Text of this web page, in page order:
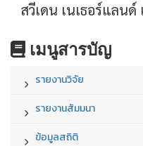
สวีเดน เนเธอร์แลนด์
เมนูสารบัญ
รายงานวิจัย
รายงานสัมมนา
ข้อมูลสถิติ